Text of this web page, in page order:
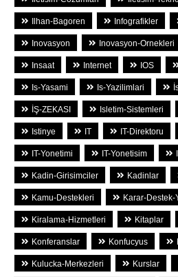
Ilhan-Bagoren Infografikler
Inovasyon Inovasyon-Ornekleri
Insaat Internet IOS
Is-Yasami Is-Yazilimlari
İŞ-ZEKASI Isletim-Sistemleri
Istinye IT IT-Direktoru
IT-Yonetimi IT-Yonetisim
Kadin-Girisimciler Kadinlar
Kamu-Destekleri Karar-Destek-
Kiralama-Hizmetleri Kitaplar
Konferanslar Konfucyus
Kulucka-Merkezleri Kurslar